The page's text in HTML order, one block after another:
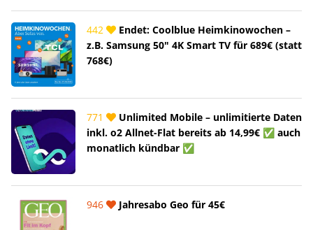
442
Endet: Coolblue Heimkinowochen –
z.B. Samsung 50" 4K Smart TV für 689€ (statt
768€)
771
Unlimited Mobile – unlimitierte Daten
inkl. o2 Allnet-Flat bereits ab 14,99€ ✅ auch
monatlich kündbar ✅
946 Jahresabo Geo für 45€